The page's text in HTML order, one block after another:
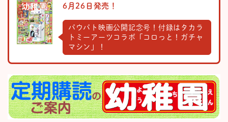
6月26日発売！
パウパト映画公開記念号！付録はタカラ
トミーアーツコラボ「コロっと！ガチャ
マシン」！